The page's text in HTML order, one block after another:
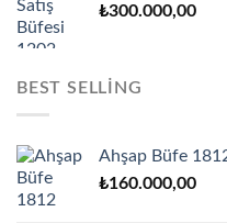
₺300.000,00
BEST SELLING
Ahşap Büfe
₺160.000,00